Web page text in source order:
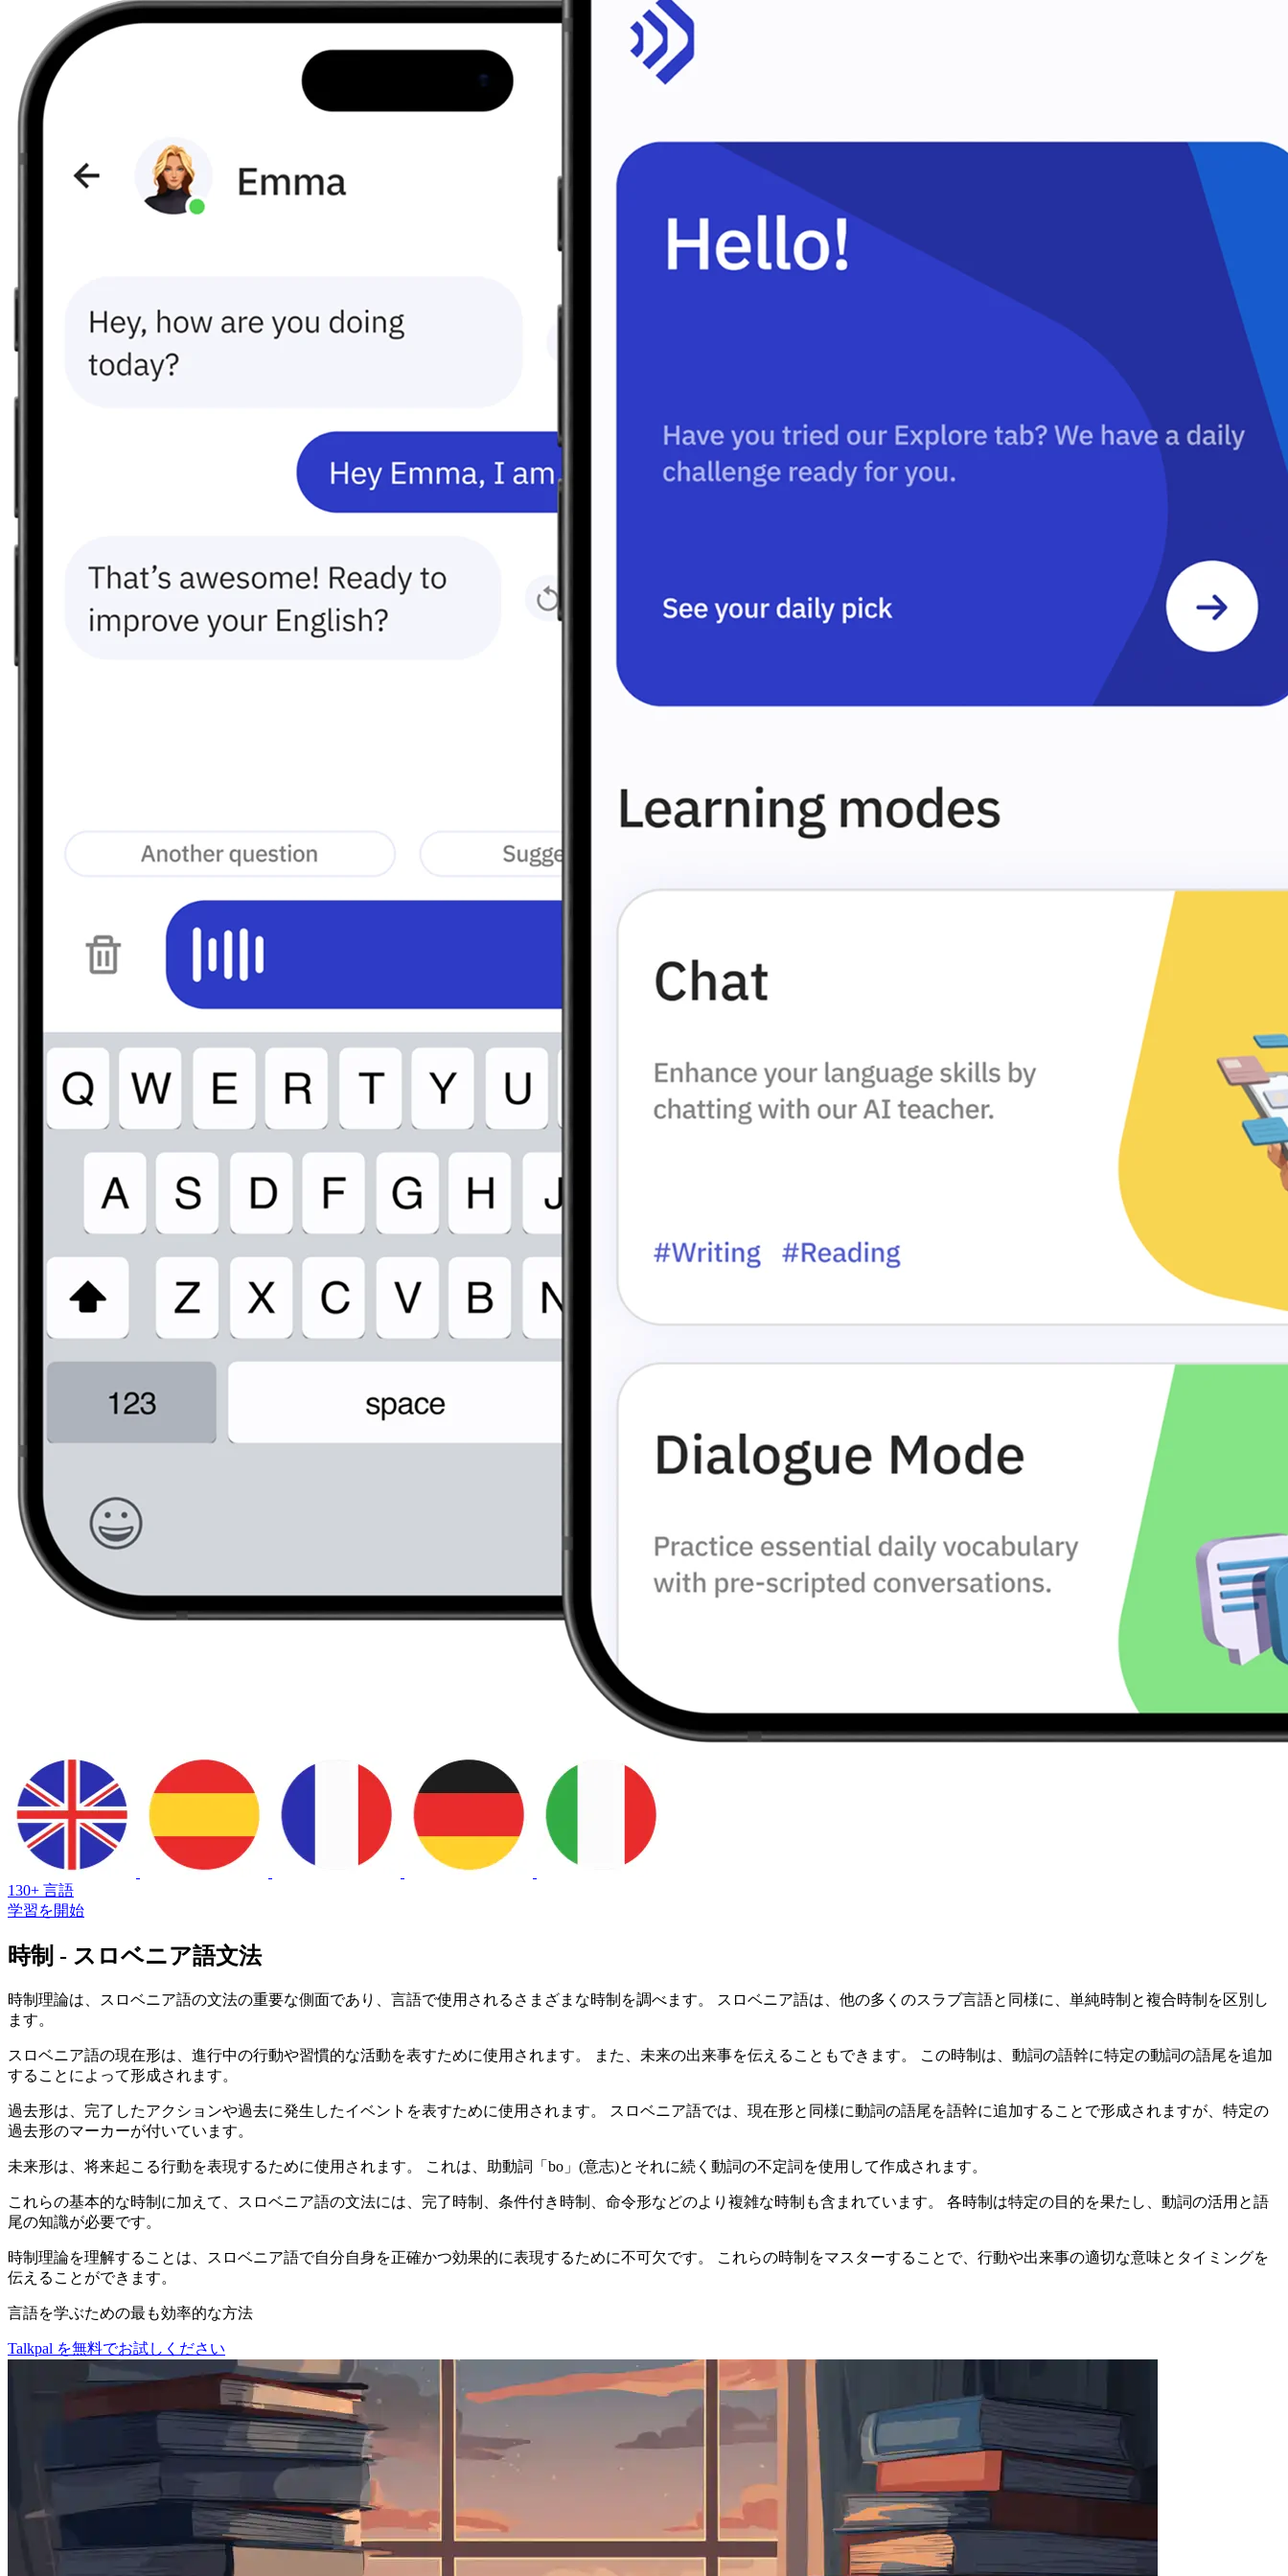
130+ 言語
学習を開始
時制 - スロベニア語文法
時制理論は、スロベニア語の文法の重要な側面であり、言語で使用されるさまざまな時制を調べます。 スロベニア語は、他の多くのスラブ言語と同様に、単純時制と複合時制を区別し
ます。
スロベニア語の現在形は、進行中の行動や習慣的な活動を表すために使用されます。 また、未来の出来事を伝えることもできます。 この時制は、動詞の語幹に特定の動詞の語尾を追加
することによって形成されます。
過去形は、完了したアクションや過去に発生したイベントを表すために使用されます。 スロベニア語では、現在形と同様に動詞の語尾を語幹に追加することで形成されますが、特定の
過去形のマーカーが付いています。
未来形は、将来起こる行動を表現するために使用されます。 これは、助動詞「bo」(意志)とそれに続く動詞の不定詞を使用して作成されます。
これらの基本的な時制に加えて、スロベニア語の文法には、完了時制、条件付き時制、命令形などのより複雑な時制も含まれています。 各時制は特定の目的を果たし、動詞の活用と語
尾の知識が必要です。
時制理論を理解することは、スロベニア語で自分自身を正確かつ効果的に表現するために不可欠です。 これらの時制をマスターすることで、行動や出来事の適切な意味とタイミングを
伝えることができます。
言語を学ぶための最も効率的な方法
Talkpal を無料でお試しください